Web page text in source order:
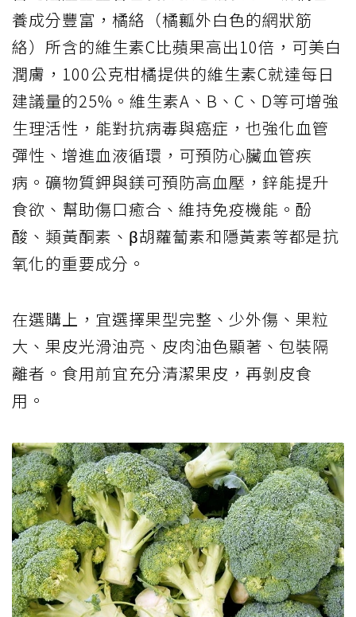
養成分豐富，橘絡（橘瓤外白色的網狀筋
絡）所含的維生素C比蘋果高出10倍，可美白
潤膚，100公克柑橘提供的維生素C就達每日
建議量的25%。維生素A、B、C、D等可增強
生理活性，能對抗病毒與癌症，也強化血管
彈性、增進血液循環，可預防心臟血管疾
病。礦物質鉀與鎂可預防高血壓，鋅能提升
食欲、幫助傷口癒合、維持免疫機能。酚
酸、類黃酮素、β胡蘿蔔素和隱黃素等都是抗
氧化的重要成分。
在選購上，宜選擇果型完整、少外傷、果粒
大、果皮光滑油亮、皮肉油色顯著、包裝隔
離者。食用前宜充分清潔果皮，再剝皮食
用。